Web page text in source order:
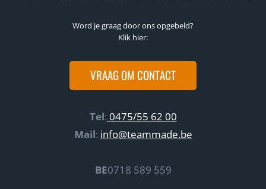
Word je graag door ons opgebeld?
Klik hier:
VRAAG OM CONTACT
Tel: 0475/55 62 00
Mail: info@teammade.be
BE0718 589 559